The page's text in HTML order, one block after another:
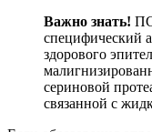
Важно знать!
специфический
здорового
сериновой
связанной с